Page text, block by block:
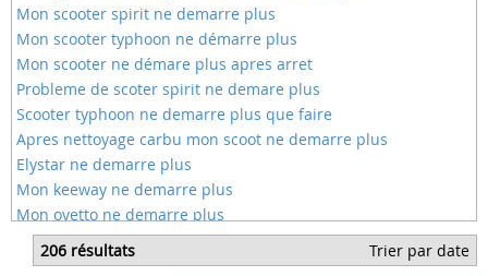
Mon scooter spirit ne demarre plus
Mon scooter typhoon ne démarre plus
Mon scooter ne démare plus apres arret
Probleme de scoter spirit ne demare plus
Scooter typhoon ne demarre plus que faire
Apres nettoyage carbu mon scoot ne demarre plus
Elystar ne demarre plus
Mon keeway ne demarre plus
Mon ovetto ne demarre plus
Mon spirit ne demarre plus
Kymco 50 ne demarre plus
206 résultats Trier par date